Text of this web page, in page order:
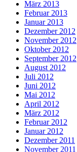
März 2013
Februar 2013
Januar 2013
Dezember 2012
November 2012
Oktober 2012
September 2012
August 2012
Juli 2012
Juni 2012
Mai 2012
April 2012
März 2012
Februar 2012
Januar 2012
Dezember 2011
November 2011